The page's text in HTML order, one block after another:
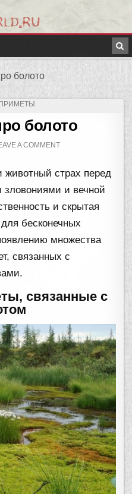
болото
болото
A COMMENT
страх перед
и вечной
и скрытая
бесконечных
множества
связанных с
связанные с